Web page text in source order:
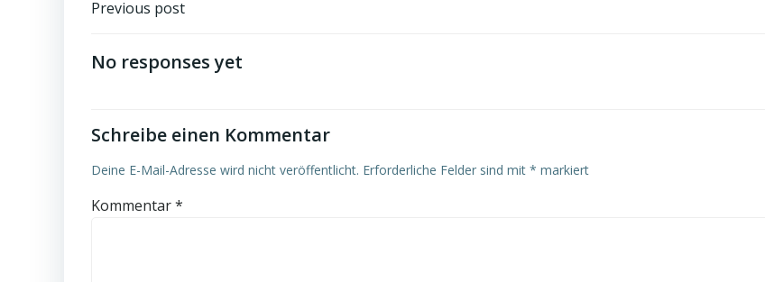
Post
navigation
Previous post
No responses yet
Schreibe einen Kommentar
Deine E-Mail-Adresse wird nicht veröffentlicht. Erforderliche Felder sind mit * markiert
Kommentar*